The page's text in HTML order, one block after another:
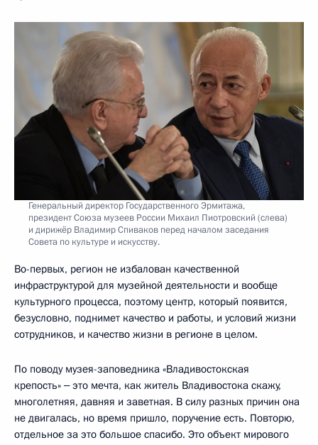
Генеральный директор Государственного Эрмитажа,
президент Союза музеев России Михаил Пиотровский (слева)
и дирижёр Владимир Спиваков перед началом заседания
Совета по культуре и искусству.
Во-первых, регион не избалован качественной
инфраструктурой для музейной деятельности и вообще
культурного процесса, поэтому центр, который появится,
безусловно, поднимет качество и работы, и условий жизни
сотрудников, и качество жизни в регионе в целом.
По поводу музея-заповедника «Владивостокская
крепость» ‒ это мечта, как житель Владивостока скажу,
многолетняя, давняя и заветная. В силу разных причин она
не двигалась, но время пришло, поручение есть. Повторю,
отдельное за это большое спасибо. Это объект мирового